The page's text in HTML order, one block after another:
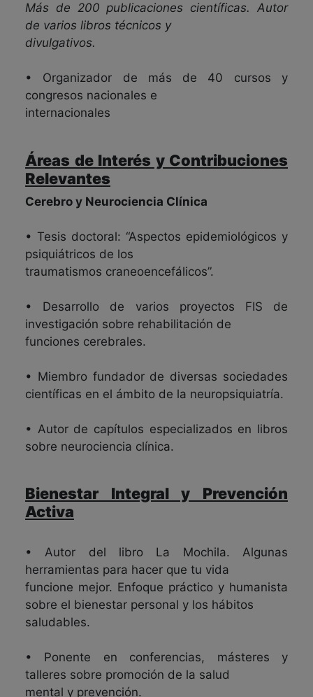
Más de 200 publicaciones científicas. Autor
de varios libros técnicos y
divulgativos.
• Organizador de más de 40 cursos y
congresos nacionales e
internacionales
Áreas de Interés y Contribuciones
Relevantes
Cerebro y Neurociencia Clínica
• Tesis doctoral: “Aspectos epidemiológicos y
psiquiátricos de los
traumatismos craneoencefálicos”.
• Desarrollo de varios proyectos FIS de
investigación sobre rehabilitación de
funciones cerebrales.
• Miembro fundador de diversas sociedades
científicas en el ámbito de la neuropsiquiatría.
• Autor de capítulos especializados en libros
sobre neurociencia clínica.
Bienestar Integral y Prevención
Activa
• Autor del libro La Mochila. Algunas
herramientas para hacer que tu vida
funcione mejor. Enfoque práctico y humanista
sobre el bienestar personal y los hábitos
saludables.
• Ponente en conferencias, másteres y
talleres sobre promoción de la salud
mental y prevención.